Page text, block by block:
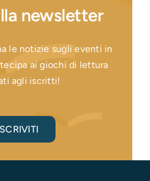
newsletter
le notizie sugli eventi in
ai giochi di lettura
agli iscritti!